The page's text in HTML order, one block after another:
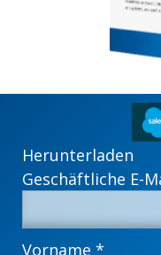
Herunterladen